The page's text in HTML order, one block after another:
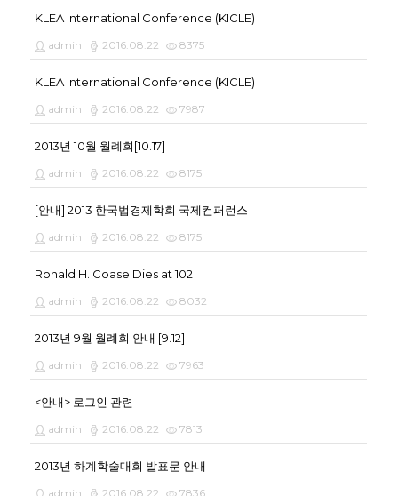
KLEA International Conference (KICLE)
admin 2016.08.22 8375
KLEA International Conference (KICLE)
admin 2016.08.22 7987
2013년 10월 월례회[10.17]
admin 2016.08.22 8175
[안내] 2013 한국법경제학회 국제컨퍼런스
admin 2016.08.22 8175
Ronald H. Coase Dies at 102
admin 2016.08.22 8032
2013년 9월 월례회 안내 [9.12]
admin 2016.08.22 7963
<안내> 로그인 관련
admin 2016.08.22 7813
2013년 하계학술대회 발표문 안내
admin 2016.08.22 7836